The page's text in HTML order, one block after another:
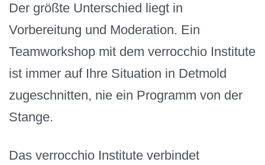
Der größte Unterschied liegt in
Vorbereitung und Moderation. Ein
Teamworkshop mit dem verrocchio Institute
ist immer auf Ihre Situation in Detmold
zugeschnitten, nie ein Programm von der
Stange.
Das verrocchio Institute verbindet